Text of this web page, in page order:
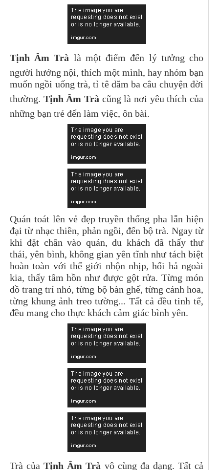
Tịnh Âm Trà là một điểm đến lý tưởng cho
người hướng nội, thích một mình, hay nhóm bạn
muốn ngồi uống trà, tỉ tê dăm ba câu chuyện đời
thường. Tịnh Âm Trà cũng là nơi yêu thích của
những bạn trẻ đến làm việc, ôn bài.
Quán toát lên vẻ đẹp truyền thống pha lẫn hiện
đại từ nhạc thiền, phản ngồi, đến bộ trà. Ngay từ
khi đặt chân vào quán, du khách đã thấy thư
thái, yên bình, không gian yên tĩnh như tách biệt
hoàn toàn với thế giới nhộn nhịp, hối hả ngoài
kia, thấy tâm hồn như được gột rửa. Từng món
đồ trang trí nhỏ, từng bộ bàn ghế, từng cánh hoa,
từng khung ảnh treo tường... Tất cả đều tinh tế,
đều mang cho thực khách cảm giác bình yên.
Trà củaTịnh Âm Trà vô cùng đa dạng. Tất cả